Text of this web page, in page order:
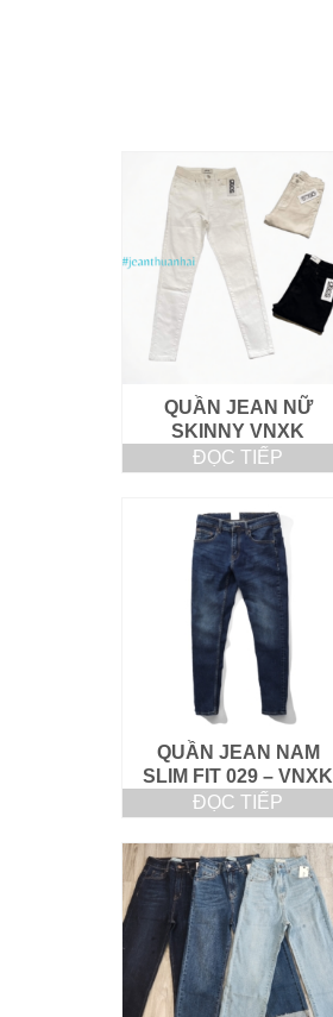
QUẦN JEAN NỮ
SKINNY VNXK
ĐỌC TIẾP
QUẦN JEAN NAM
SLIM FIT 029 – VNXK
ĐỌC TIẾP